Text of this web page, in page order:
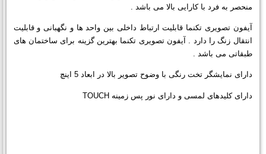
منحصر به فرد با کارایی بالا می باشد .
آیفون تصویری تکنما قابلیت ارتباط داخلی بین واحد ها و نگهبانی و قابلیت
انتقال زنگ را دارد . آیفون تصویری تکنما بهترین گزینه برای ساختمان های
طبقاتی می باشد .
دارای نمایشگر تخت رنگی با وضوح تصویر بالا در ابعاد 5 اینچ
دارای کلیدهای لمسی و دارای نور پس زمینه TOUCH